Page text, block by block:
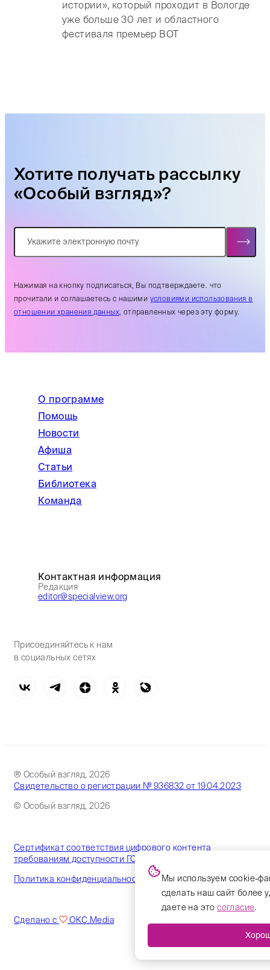
истории», который проходит в Вологде
уже больше 30 лет и областного
фестиваля премьер ВОТ
Хотите получать рассылку
«Особый взгляд»?
Нажимая на кнопку подписаться, Вы подтверждаете. что
прочитали и соглашаетесь с нашими условиями использования в
отношении хранения данных, отправленных через эту форму.
О программе
Помощь
Новости
Афиша
Статьи
Библиотека
Команда
Контактная информация
Редакция
editor@specialview.org
Присоединяйтесь к нам
в социальных сетях
® Особый взгляд, 2026
Свидетельство о регистрации № 936832 от 19.04.2023
© Особый взгляд, 2026
Сертификат соответствия цифрового контента
требованиям доступности ГОСТ
Политика конфиденциальности
Сделано с OKC.Media
Мы используем cookie-
сделать наш сайт более
даете на этосогласие.